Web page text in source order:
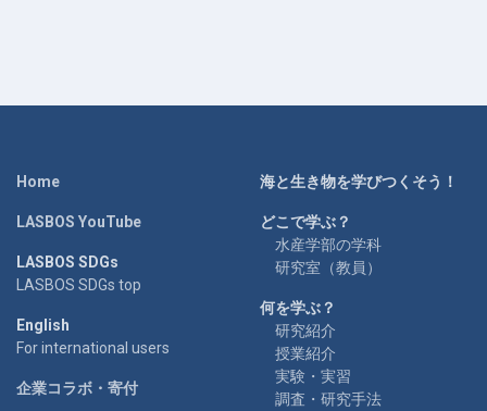
Home
LASBOS YouTube
LASBOS SDGs
LASBOS SDGs top
English
For international users
企業コラボ・寄付
海と生き物を学びつくそう！
どこで学ぶ？
水産学部の学科
研究室（教員）
何を学ぶ？
研究紹介
授業紹介
実験・実習
調査・研究手法